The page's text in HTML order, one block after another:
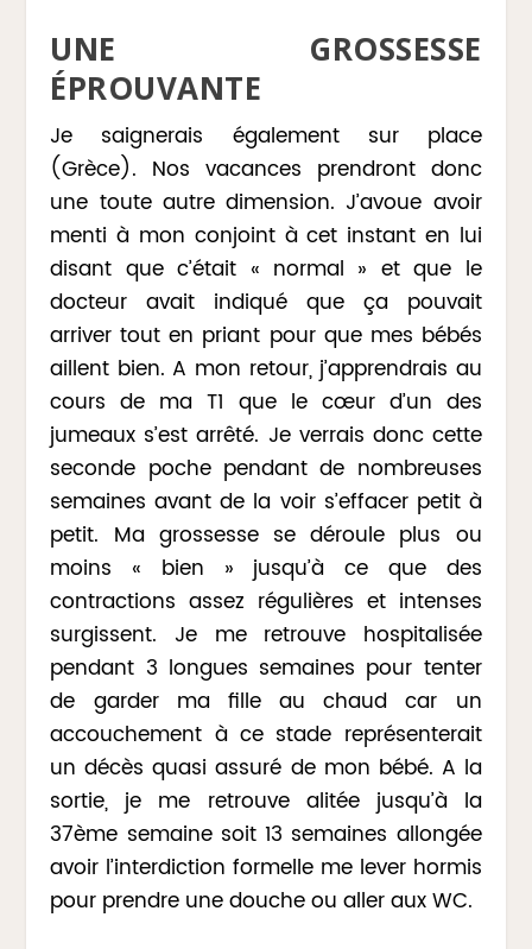
UNE GROSSESSE
ÉPROUVANTE
Je saignerais également sur place
(Grèce). Nos vacances prendront donc
une toute autre dimension. J’avoue avoir
menti à mon conjoint à cet instant en lui
disant que c’était « normal » et que le
docteur avait indiqué que ça pouvait
arriver tout en priant pour que mes bébés
aillent bien. A mon retour, j’apprendrais au
cours de ma T1 que le cœur d’un des
jumeaux s’est arrêté. Je verrais donc cette
seconde poche pendant de nombreuses
semaines avant de la voir s’effacer petit à
petit. Ma grossesse se déroule plus ou
moins « bien » jusqu’à ce que des
contractions assez régulières et intenses
surgissent. Je me retrouve hospitalisée
pendant 3 longues semaines pour tenter
de garder ma fille au chaud car un
accouchement à ce stade représenterait
un décès quasi assuré de mon bébé. A la
sortie, je me retrouve alitée jusqu’à la
37ème semaine soit 13 semaines allongée
avoir l’interdiction formelle me lever hormis
pour prendre une douche ou aller aux WC.